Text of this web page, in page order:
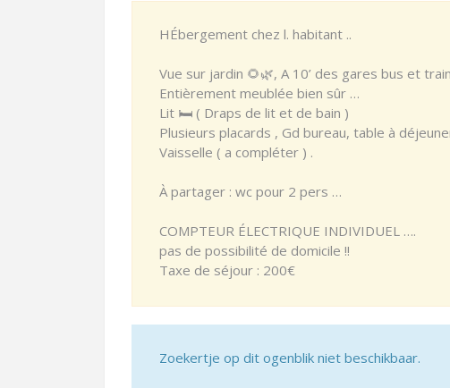
HÉbergement chez l. habitant ..
Vue sur jardin 🌻🌿, A 10’ des gares bus et
Entièrement meublée bien sûr …
Lit 🛏 ( Draps de lit et de bain )
Plusieurs placards , Gd bureau, table à
Vaisselle ( a compléter ) .
À partager : wc pour 2 pers …
COMPTEUR ÉLECTRIQUE INDIVIDUEL ….
pas de possibilité de domicile !!
Taxe de séjour : 200€
Zoekertje op dit ogenblik niet beschikbaar.